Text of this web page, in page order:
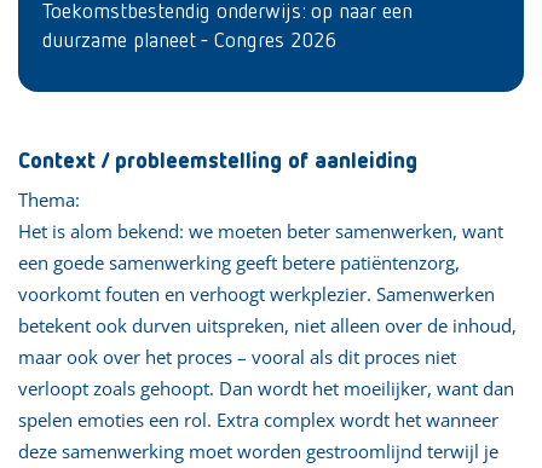
Toekomstbestendig onderwijs: op naar een
duurzame planeet - Congres 2026
Context / probleemstelling of aanleiding
Thema:
Het is alom bekend: we moeten beter samenwerken, want
een goede samenwerking geeft betere patiëntenzorg,
voorkomt fouten en verhoogt werkplezier. Samenwerken
betekent ook durven uitspreken, niet alleen over de inhoud,
maar ook over het proces – vooral als dit proces niet
verloopt zoals gehoopt. Dan wordt het moeilijker, want dan
spelen emoties een rol. Extra complex wordt het wanneer
deze samenwerking moet worden gestroomlijnd terwijl je